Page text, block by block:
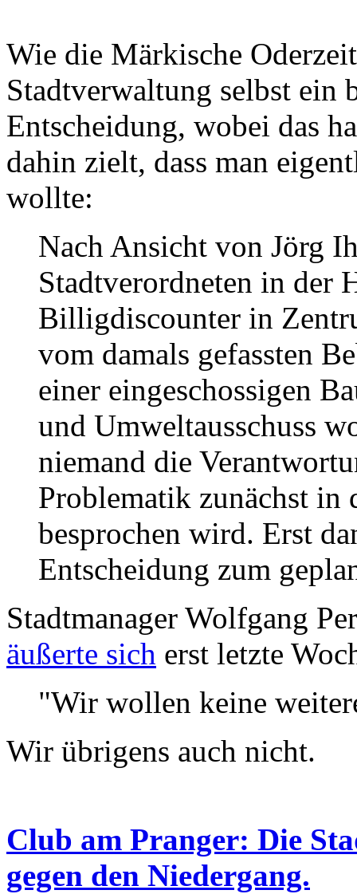
Wie die Märkische
Stadtverwaltung selbst ein
Entscheidung, wobei das
dahin zielt, dass man
wollte:
Nach Ansicht von Jörg
Stadtverordneten in der
Billigdiscounter in
vom damals gefassten
einer eingeschossigen
und Umweltausschuss
niemand die
Problematik zunächst in
besprochen wird. Erst
Entscheidung zum
Stadtmanager Wolfgang
äußerte sich erst letzte
"Wir wollen keine
Wir übrigens auch nicht.
Club am Pranger: Die
gegen den Niedergang.